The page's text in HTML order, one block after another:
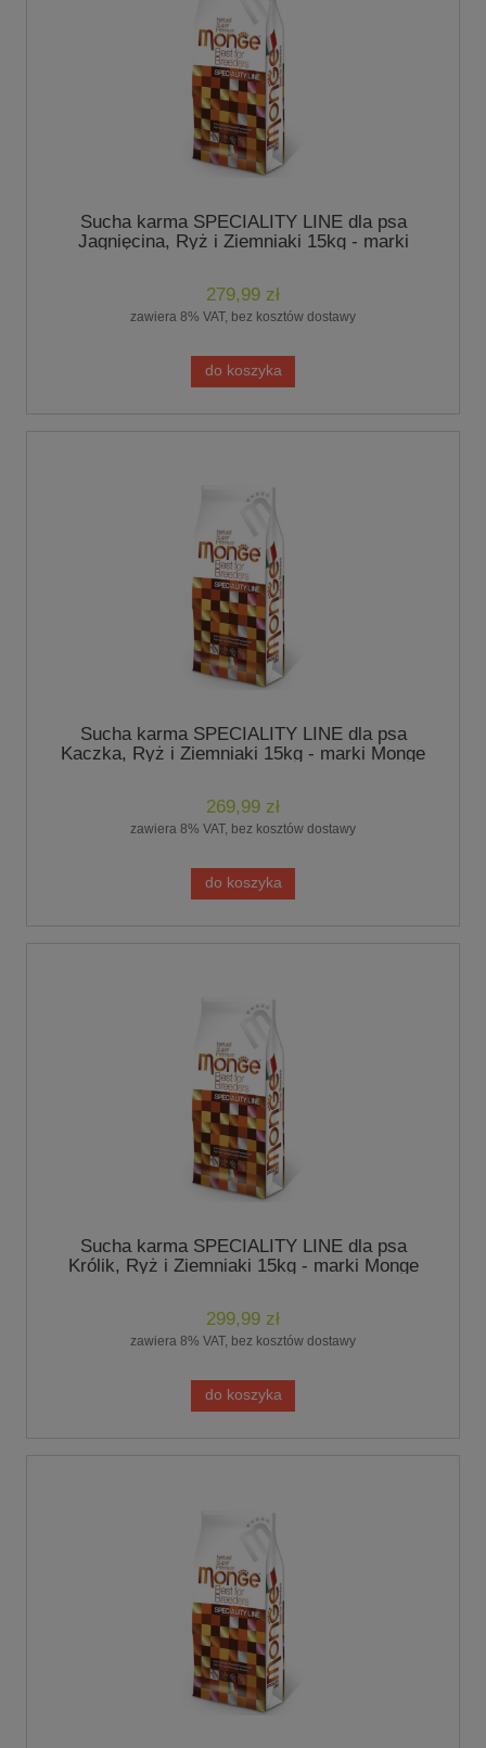
Sucha karma SPECIALITY LINE dla psa
Jagnięcina, Ryż i Ziemniaki 15kg - marki
279,99 zł
zawiera 8% VAT, bez kosztów dostawy
do koszyka
Sucha karma SPECIALITY LINE dla psa
Kaczka, Ryż i Ziemniaki 15kg - marki Monge
269,99 zł
zawiera 8% VAT, bez kosztów dostawy
do koszyka
Sucha karma SPECIALITY LINE dla psa
Królik, Ryż i Ziemniaki 15kg - marki Monge
299,99 zł
zawiera 8% VAT, bez kosztów dostawy
do koszyka